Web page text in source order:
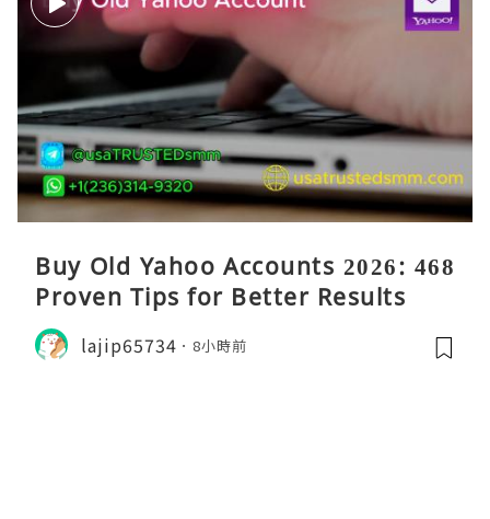
Buy Old Yahoo Accounts 2026: 468
Proven Tips for Better Results
lajip65734 8小時前